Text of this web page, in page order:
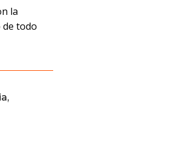
la
todo